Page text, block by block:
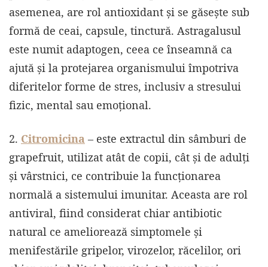
asemenea, are rol antioxidant și se găsește sub
formă de ceai, capsule, tinctură. Astragalusul
este numit adaptogen, ceea ce înseamnă ca
ajută și la protejarea organismului împotriva
diferitelor forme de stres, inclusiv a stresului
fizic, mental sau emoțional.
2. Citromicina – este extractul din sâmburi de
grapefruit, utilizat atât de copii, cât și de adulți
și vârstnici, ce contribuie la funcționarea
normală a sistemului imunitar. Aceasta are rol
antiviral, fiind considerat chiar antibiotic
natural ce ameliorează simptomele și
menifestările gripelor, virozelor, răcelilor, ori